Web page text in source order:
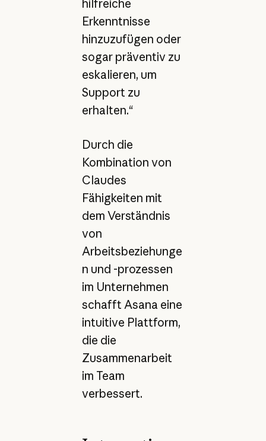
hilfreiche
Erkenntnisse
hinzuzufügen oder
sogar präventiv zu
eskalieren, um
Support zu
erhalten.“
Durch die
Kombination von
Claudes
Fähigkeiten mit
dem Verständnis
von
Arbeitsbeziehunge
n und -prozessen
im Unternehmen
schafft Asana eine
intuitive Plattform,
die die
Zusammenarbeit
im Team
verbessert.